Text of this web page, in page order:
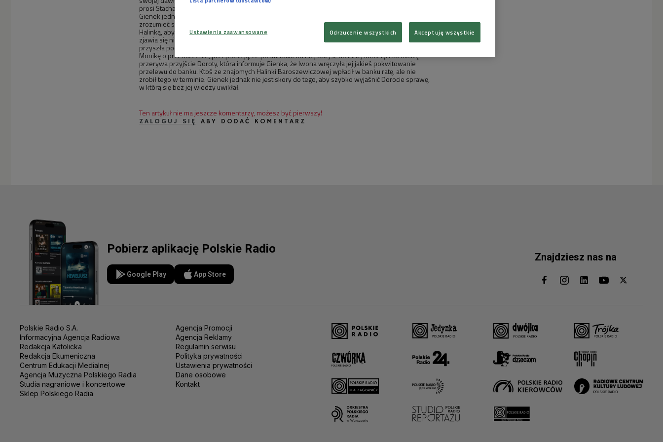
prosi Stacha o dyskrecję; nie chce, aby ta sprawa wyszła na jaw i dowiedziała się o niej Dorota.
Gienek jednak postanawia wtajemniczyć w sprawę Wisię, która - ku jego zdumieniu - stara się
zrozumieć szlachetność swojego szwagra. Wisia proponuje jak najszybciej porozumieć się z
Halinką, aby wyjaśnić przyczynę zwłoki. W czasie, kiedy Gienek próbuje telefonować do Halinki,
zjawia się nieoczekiwanie Monika. Przyniosła Wisi pieniądze za wynajem mieszkania, a poza tym
przyszła podzielić się wrażeniami z odwiedzin Janusza Radwanowicza w szpitalu. Janusz poprosił
Monikę o przebaczenie, przeprosił ją, że postanowił od niej odejść do innej kobiety. Rozmowę
przerywa przyjście Doroty, która informuje Gienka, że Iwona wręczyła jej jakieś pokwitowanie
przelewu do banku. Ktoś ze znajomych Halinki Baroszewiczowej wpłacił w banku ratę, ale nie
zrobił tego w terminie. Gienek jednak nie jest skory do tego, aby szybko wyjaśnić Dorocie sprawę,
w którą się bez jej wiedzy uwikłał.
Ten artykuł nie ma jeszcze komentarzy, możesz być pierwszy!
ZALOGUJ SIĘ ABY DODAĆ KOMENTARZ
Pobierz aplikację Polskie Radio
Google Play App Store
Znajdziesz nas na
Polskie Radio S.A.
Informacyjna Agencja Radiowa
Redakcja Katolicka
Redakcja Ekumeniczna
Centrum Edukacji Medialnej
Agencja Muzyczna Polskiego Radia
Studia nagraniowe i koncertowe
Sklep Polskiego Radia
Agencja Promocji
Agencja Reklamy
Regulamin serwisu
Polityka prywatności
Ustawienia prywatności
Dane osobowe
Kontakt
Ustawienia zaawansowane Odrzucenie wszystkich Akceptuję wszystkie